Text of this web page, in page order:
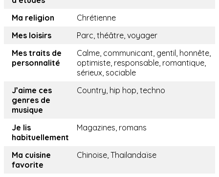
Ma religion
Chrétienne
Mes loisirs
Parc, théâtre, voyager
Mes traits de
personnalité
Calme, communicant, gentil, honnête,
optimiste, responsable, romantique,
sérieux, sociable
J’aime ces
genres de
musique
Country, hip hop, techno
Je lis
habituellement
Magazines, romans
Ma cuisine
favorite
Chinoise, Thailandaïse